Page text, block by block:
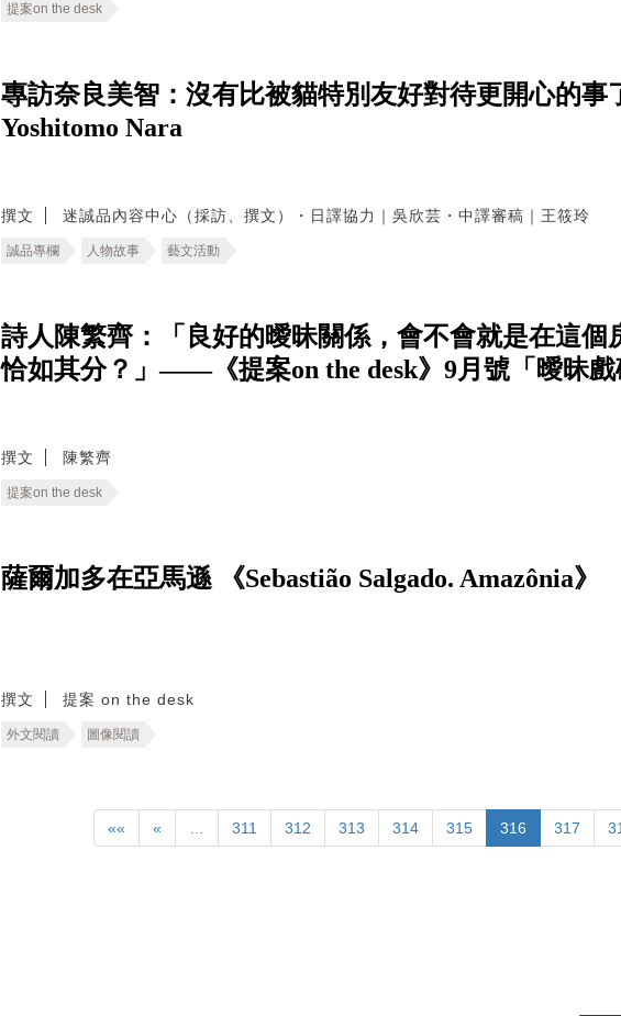
提案on the desk
專訪奈良美智：沒有比被貓特別友好對待更開心的事
Yoshitomo Nara
撰文 迷誠品內容中心（採訪、撰文）・日譯協力｜吳欣芸・中譯審稿｜王筱玲
誠品專欄 人物故事 藝文活動
詩人陳繁齊：「良好的曖昧關係，會不會就是在這個
恰如其分？」——《提案on the desk》9月號「曖昧戲
撰文 陳繁齊
提案on the desk
薩爾加多在亞馬遜 《Sebastião Salgado. Amazônia》
撰文 提案 on the desk
外文閱讀 圖像閱讀
«« « … 311 312 313 314 315 316 317